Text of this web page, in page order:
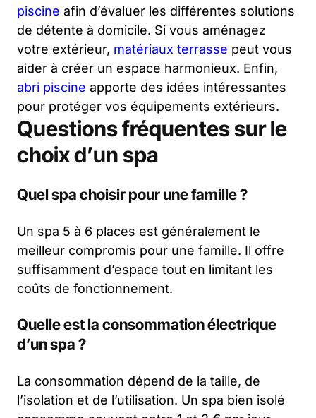
piscine afin d’évaluer les différentes solutions
de détente à domicile. Si vous aménagez
votre extérieur, matériaux terrasse peut vous
aider à créer un espace harmonieux. Enfin,
abri piscine apporte des idées intéressantes
pour protéger vos équipements extérieurs.
Questions fréquentes sur le
choix d’un spa
Quel spa choisir pour une famille ?
Un spa 5 à 6 places est généralement le
meilleur compromis pour une famille. Il offre
suffisamment d’espace tout en limitant les
coûts de fonctionnement.
Quelle est la consommation électrique
d’un spa ?
La consommation dépend de la taille, de
l’isolation et de l’utilisation. Un spa bien isolé